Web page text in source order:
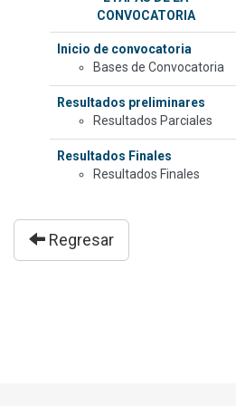
CONVOCATORIA
Inicio de convocatoria
Bases de Convocatoria
Resultados preliminares
Resultados Parciales
Resultados Finales
Resultados Finales
Regresar